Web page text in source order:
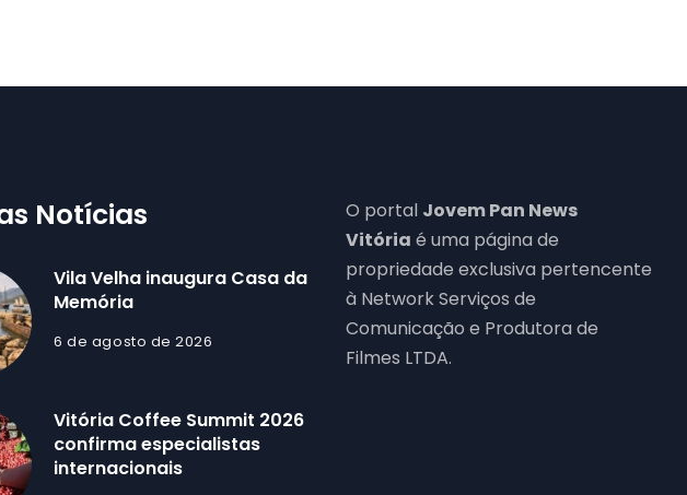
Notícias
Vila Velha inaugura Casa da
Memória
6 de agosto de 2026
Vitória Coffee Summit 2026
confirma especialistas
internacionais
O portal Jovem Pan News
Vitória é uma página de
propriedade exclusiva pertencente
à Network Serviços de
Comunicação e Produtora de
Filmes LTDA.